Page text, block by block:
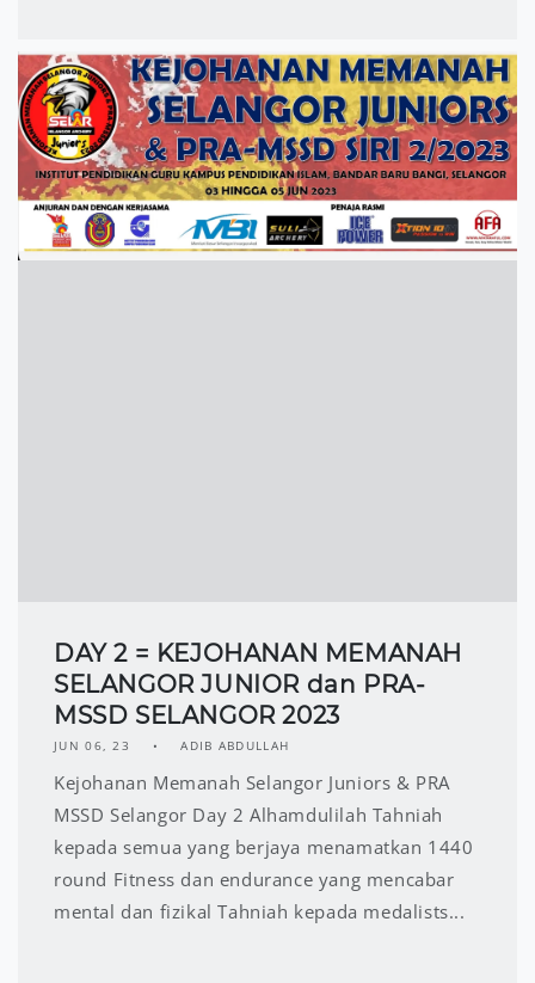
DAY 2 = KEJOHANAN MEMANAH
SELANGOR JUNIOR dan PRA-
MSSD SELANGOR 2023
JUN 06, 23 ADIB ABDULLAH
Kejohanan Memanah Selangor Juniors & PRA
MSSD Selangor Day 2 Alhamdulilah Tahniah
kepada semua yang berjaya menamatkan 1440
round Fitness dan endurance yang mencabar
mental dan fizikal Tahniah kepada medalists...